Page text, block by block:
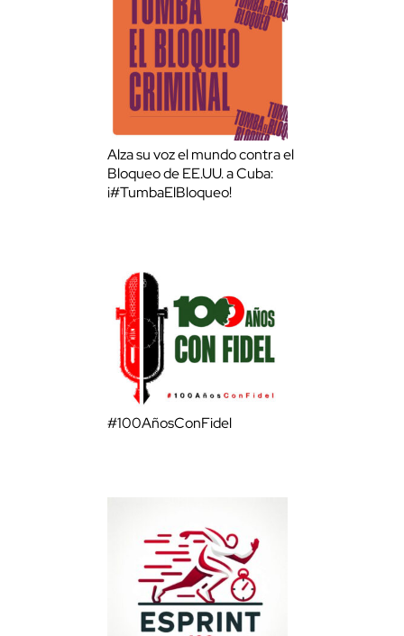
Alza su voz el mundo contra el
Bloqueo de EE.UU. a Cuba:
¡#TumbaElBloqueo!
#100AñosConFidel